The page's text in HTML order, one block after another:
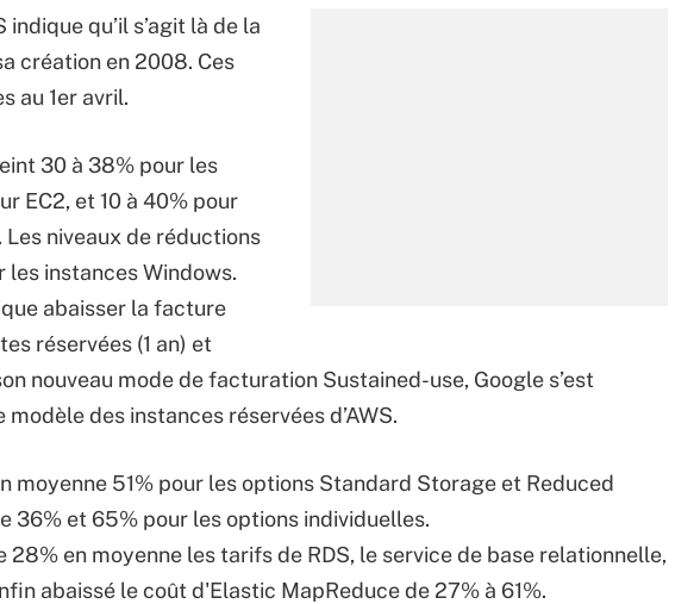
indique qu’il s’agit là de la
création en 2008. Ces
au 1er avril.
30 à 38% pour les
EC2, et 10 à 40% pour
niveaux de réductions
les instances Windows.
abaisser la facture
réservées (1 an) et
nouveau mode de facturation Sustained-use, Google s’est
des instances réservées d’AWS.
moyenne 51% pour les options Standard Storage et Reduced
36% et 65% pour les options individuelles.
28% en moyenne les tarifs de RDS, le service de base relationnelle,
abaissé le coût d'Elastic MapReduce de 27% à 61%.